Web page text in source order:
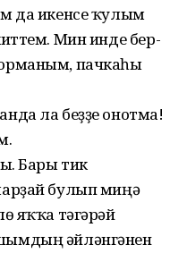
да икенсе ҡулым
Мин инде бер-
пачкаһы
ла беҙҙе онотма!
Бары тик
булып миңә
яҡҡа тәгәрәй
әйләнгәнен